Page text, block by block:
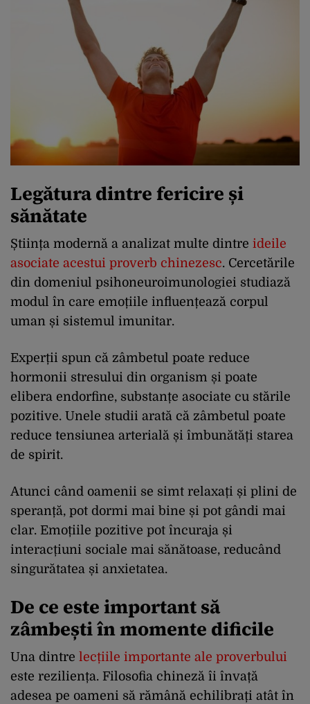
Legătura dintre fericire și
sănătate
Știința modernă a analizat multe dintre ideile
asociate acestui proverb chinezesc. Cercetările
din domeniul psihoneuroimunologiei studiază
modul în care emoțiile influențează corpul
uman și sistemul imunitar.
Experții spun că zâmbetul poate reduce
hormonii stresului din organism și poate
elibera endorfine, substanțe asociate cu stările
pozitive. Unele studii arată că zâmbetul poate
reduce tensiunea arterială și îmbunătăți starea
de spirit.
Atunci când oamenii se simt relaxați și plini de
speranță, pot dormi mai bine și pot gândi mai
clar. Emoțiile pozitive pot încuraja și
interacțiuni sociale mai sănătoase, reducând
singurătatea și anxietatea.
De ce este important să
zâmbești în momente dificile
Una dintre lecțiile importante ale proverbului
este reziliența. Filosofia chineză îi învață
adesea pe oameni să rămână echilibrați atât în